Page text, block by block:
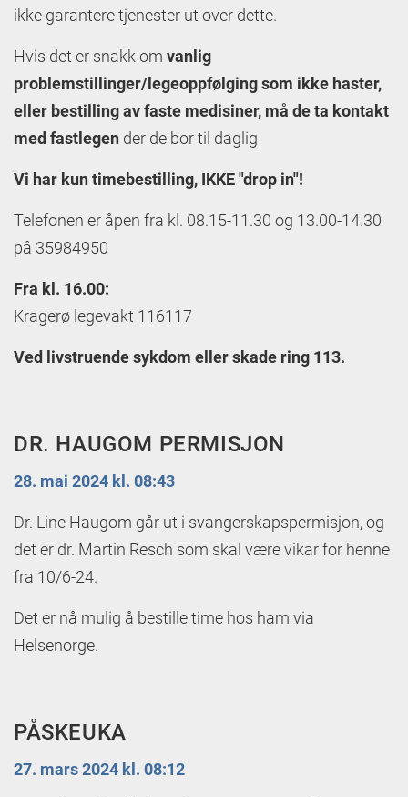
ikke garantere tjenester ut over dette.
Hvis det er snakk om vanlig
problemstillinger/legeoppfølging som ikke haster,
eller bestilling av faste medisiner, må deta kontakt
med fastlegen der de bor til daglig
Vi har kun timebestilling, IKKE "drop in"!
Telefonen er åpen fra kl. 08.15-11.30 og 13.00-14.30
på 35984950
Fra kl. 16.00:
Kragerø legevakt 116117
Ved livstruende sykdom eller skade ring 113.
DR. HAUGOM PERMISJON
28. mai 2024 kl. 08:43
Dr. Line Haugom går ut i svangerskapspermisjon, og
det er dr. Martin Resch som skal være vikar for henne
fra 10/6-24.
Det er nå mulig å bestille time hos ham via
Helsenorge.
PÅSKEUKA
27. mars 2024 kl. 08:12